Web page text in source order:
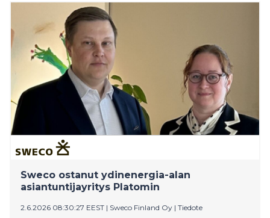
long-term investment in Poland and its international
growth strategy.
Sweco ostanut ydinenergia-alan
asiantuntijayritys Platomin
2.6.2026 08:30:27 EEST | Sweco Finland Oy | Tiedote